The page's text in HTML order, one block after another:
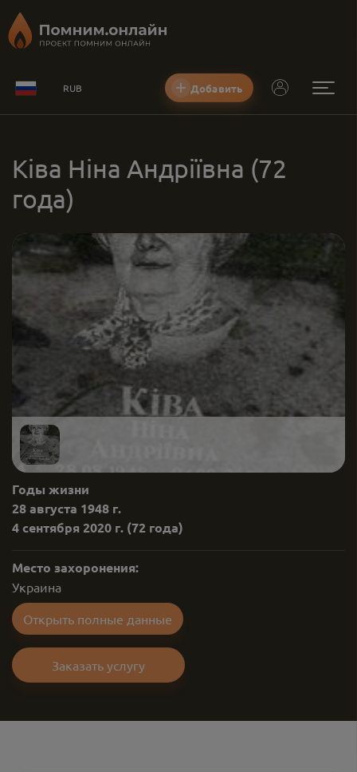
RUB Добавить
Kiва Ніна Андріївна (72
года)
Годы жизни
28 августа 1948 г.
4 сентября 2020 г. (72 года)
Место захоронения:
Украина
Открыть полные данные
Заказать услугу